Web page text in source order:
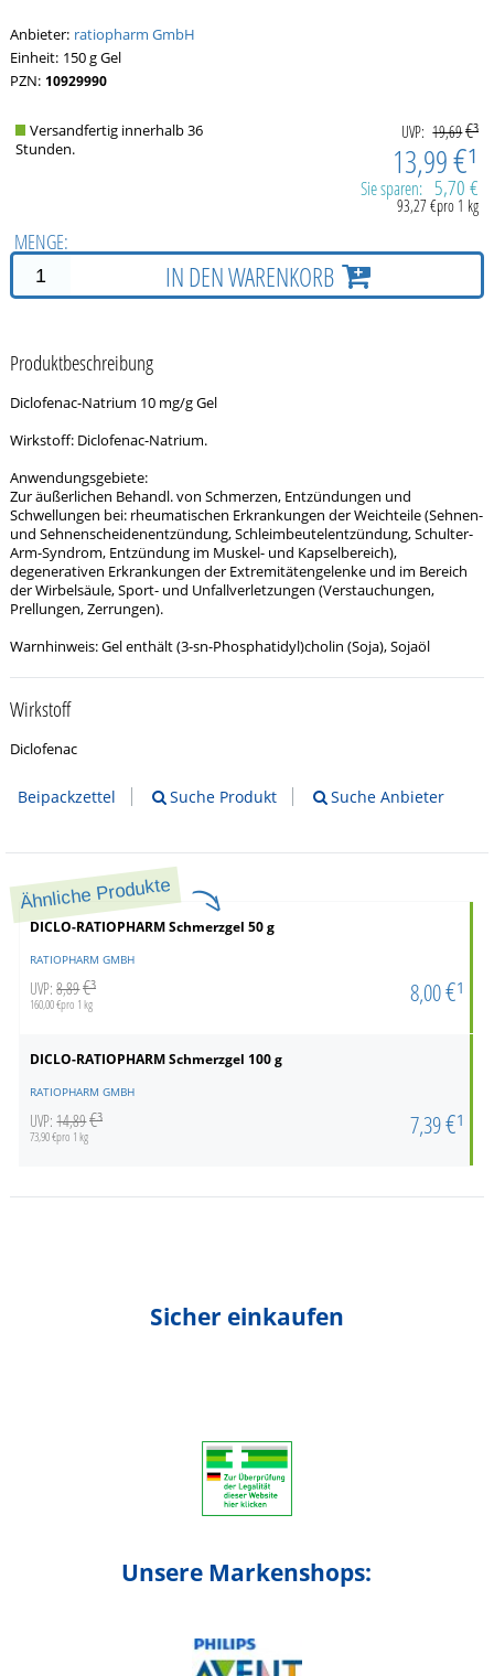
Anbieter: ratiopharm GmbH
Einheit: 150gGel
PZN: 10929990
UVP: 19,69€³
13,99€¹
Sie sparen: 5,70 €
93,27 €pro 1 kg
Versandfertig innerhalb 36
Stunden.
MENGE:
IN DEN WARENKORB
Produktbeschreibung
Diclofenac-Natrium 10 mg/g Gel
Wirkstoff: Diclofenac-Natrium.
Anwendungsgebiete:
Zur äußerlichen Behandl. von Schmerzen, Entzündungen und
Schwellungen bei: rheumatischen Erkrankungen der Weichteile (Sehnen-
und Sehnenscheidenentzündung, Schleimbeutelentzündung, Schulter-
Arm-Syndrom, Entzündung im Muskel- und Kapselbereich),
degenerativen Erkrankungen der Extremitätengelenke und im Bereich
der Wirbelsäule, Sport- und Unfallverletzungen (Verstauchungen,
Prellungen, Zerrungen).
Warnhinweis: Gel enthält (3-sn-Phosphatidyl)cholin (Soja), Sojaöl
Wirkstoff
Diclofenac
Beipackzettel Suche Produkt Suche Anbieter
Ähnliche Produkte
DICLO-RATIOPHARM Schmerzgel 50 g
RATIOPHARM GMBH
UVP: 8,89€³ 8,00€¹
160,00 €pro 1 kg
DICLO-RATIOPHARM Schmerzgel 100 g
RATIOPHARM GMBH
UVP: 14,89€³ 7,39€¹
73,90 €pro 1 kg
Sicher einkaufen
Unsere Markenshops: